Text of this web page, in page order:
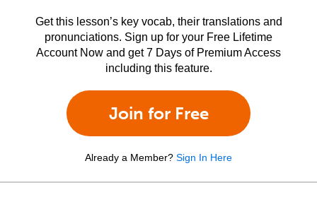
Get this lesson’s key vocab, their translations and
pronunciations. Sign up for your Free Lifetime
Account Now and get 7 Days of Premium Access
including this feature.
Join for Free
Already a Member? Sign In Here